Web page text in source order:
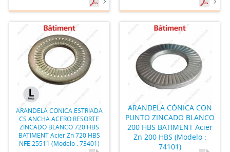
ARANDELA CONICA ESTRIADA
CS ANCHA ACERO RESORTE
ZINCADO BLANCO 720 HBS
BATIMENT Acier Zn 720 HBS
NFE 25511 (Modelo : 73401)
ARANDELA CÓNICA CON
PUNTO ZINCADO BLANCO
200 HBS BATIMENT Acier
Zn 200 HBS (Modelo :
74101)